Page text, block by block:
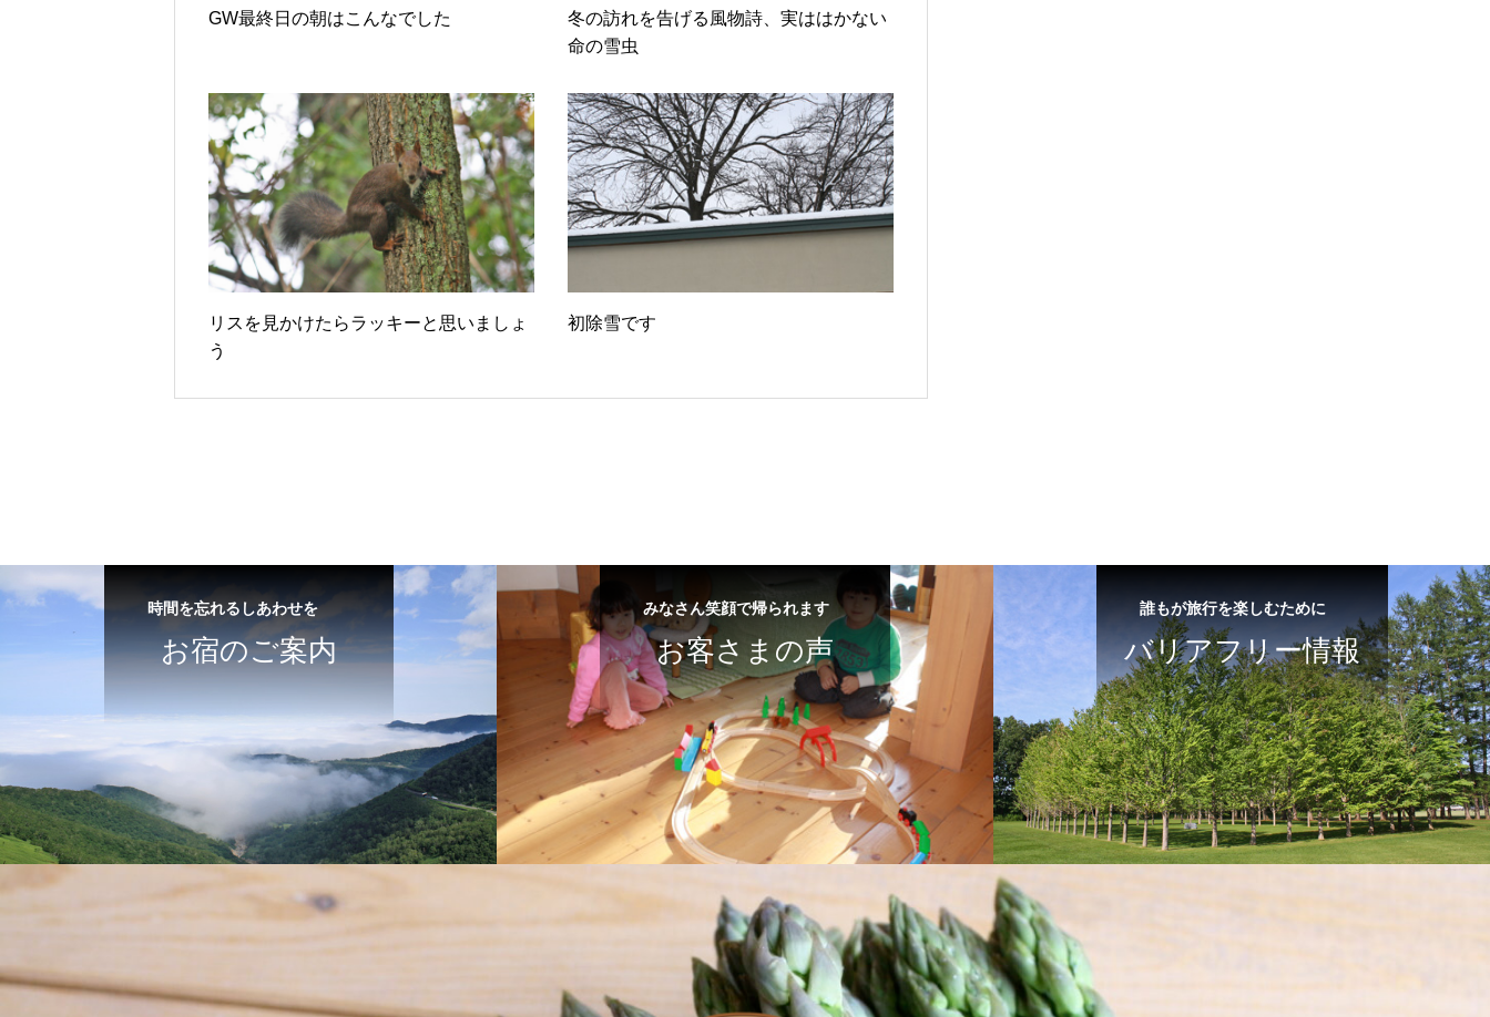
GW最終日の朝はこんなでした
冬の訪れを告げる風物詩、実ははかない
命の雪虫
リスを見かけたらラッキーと思いましょ
う
初除雪です
時間を忘れるしあわせを
お宿のご案内
みなさん笑顔で帰られます
お客さまの声
誰もが旅行を楽しむために
バリアフリー情報